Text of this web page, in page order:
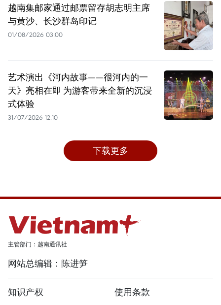
越南集邮家通过邮票留存胡志明主席
与黄沙、长沙群岛印记
01/08/2026 03:00
艺术演出《河内故事——很河内的一
天》亮相在即 为游客带来全新的沉浸
式体验
31/07/2026 12:10
下载更多
主管部门：越南通讯社
网站总编辑：陈进笋
知识产权
使用条款